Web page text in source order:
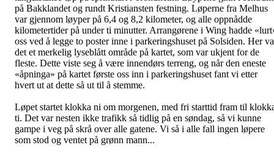
på Bakklandet og rundt Kristiansten festning. Løperne fra Melhus
var gjennom løyper på 6,4 og 8,2 kilometer, og alle oppnådde
kilometertider på under ti minutter. Arrangørene i Wing hadde
oss ved å legge to poster inne i parkeringshuset på Solsiden. Her
det et merkelig lyseblått område på kartet, som var ukjent for de
fleste. Dette viste seg å være innendørs terreng, og når den eneste
«åpninga» på kartet første oss inn i parkeringshuset fant vi etter
hvert ut at dette så ut til å stemme.
Løpet startet klokka ni om morgenen, med fri starttid fram til
ti. Det var nesten ikke trafikk så tidlig på en søndag, så vi kunne
gampe i veg på skrå over alle gatene. Vi så i alle fall ingen løpere
som stod og ventet på grønn mann...